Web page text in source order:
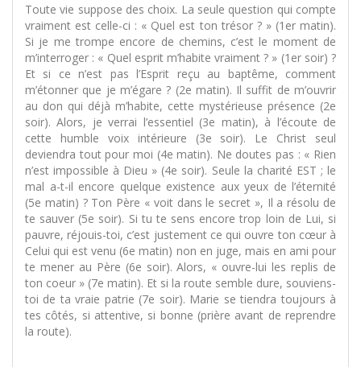
Toute vie suppose des choix. La seule question qui compte
vraiment est celle-ci : « Quel est ton trésor ? » (1er matin).
Si je me trompe encore de chemins, c’est le moment de
m’interroger : « Quel esprit m’habite vraiment ? » (1er soir) ?
Et si ce n’est pas l’Esprit reçu au baptême, comment
m’étonner que je m’égare ? (2e matin). Il suffit de m’ouvrir
au don qui déjà m’habite, cette mystérieuse présence (2e
soir). Alors, je verrai l’essentiel (3e matin), à l’écoute de
cette humble voix intérieure (3e soir). Le Christ seul
deviendra tout pour moi (4e matin). Ne doutes pas : « Rien
n’est impossible à Dieu » (4e soir). Seule la charité EST ; le
mal a-t-il encore quelque existence aux yeux de l’éternité
(5e matin) ? Ton Père « voit dans le secret », Il a résolu de
te sauver (5e soir). Si tu te sens encore trop loin de Lui, si
pauvre, réjouis-toi, c’est justement ce qui ouvre ton cœur à
Celui qui est venu (6e matin) non en juge, mais en ami pour
te mener au Père (6e soir). Alors, « ouvre-lui les replis de
ton coeur » (7e matin). Et si la route semble dure, souviens-
toi de ta vraie patrie (7e soir). Marie se tiendra toujours à
tes côtés, si attentive, si bonne (prière avant de reprendre
la route).